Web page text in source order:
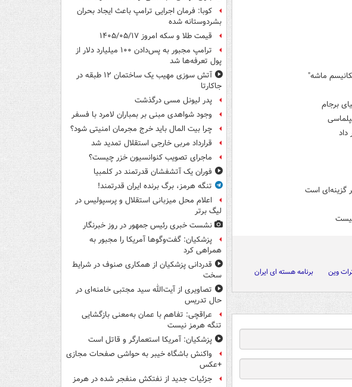
برجام
داد
گزینه‌ای است
وین برنامه هسته ای ایران
کوبا: فرمان اجرایی ترامپ باعث ایجاد بحران
بشردوستانه شده
قیمت طلا و سکه امروز ۱۴۰۵/۰۵/۱۷
ترامپ مجبور به پس‌دادن ۱۰۰ میلیارد دلار از
پول تعرفه‌ها شد
آتش سوزی مهیب یک ساختمان ۱۲ طبقه در
جاکارتا
پدر لیونل مسی درگذشت
وجود شواهدی مبنی بر بمباران لامرد با فسفر
چرا بیت المال باید خرج مجرمان امنیتی شود؟
قرارداد مربی خارجی استقلال تمدید شد
ماجرای تصویب کنوانسیون خزر چیست؟
فوران یک آتشفشان قدرتمند در کلمبیا
تنگه هرمز، برگ برنده ایران قدرتمند!
اعلام محل میزبانی استقلال و پرسپولیس در
لیگ برتر
نشست خبری رئیس جمهور در روز خبرنگار
پزشکیان: گفت‌وگوها آمریکا را مجبور به
همراهی کرد
قدردانی پزشکیان از همکاری صنوف در شرایط
سخت
تصاویری از آیت‌الله سید مجتبی خامنه‌ای در
حال تدریس
عراقچی: تفاهم با عمان به‌معنی بازگشایی
تنگه هرمز نیست
پزشکیان: آمریکا استعمارگر و قاتل است
واکنش باشگاه خیبر به حواشی صفحات مجازی
+عکس
جزئیات جدید از نفتکش منفجر شده در هرمز